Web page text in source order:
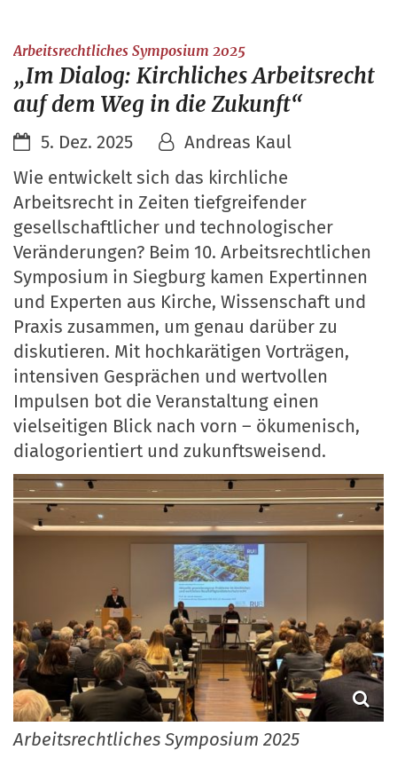
Arbeitsrechtliches Symposium 2025:
„Im Dialog: Kirchliches Arbeitsrecht
auf dem Weg in die Zukunft“
5. Dez. 2025
Andreas Kaul
Wie entwickelt sich das kirchliche
Arbeitsrecht in Zeiten tiefgreifender
gesellschaftlicher und technologischer
Veränderungen? Beim 10. Arbeitsrechtlichen
Symposium in Siegburg kamen Expertinnen
und Experten aus Kirche, Wissenschaft und
Praxis zusammen, um genau darüber zu
diskutieren. Mit hochkarätigen Vorträgen,
intensiven Gesprächen und wertvollen
Impulsen bot die Veranstaltung einen
vielseitigen Blick nach vorn – ökumenisch,
dialogorientiert und zukunftsweisend.
Arbeitsrechtliches Symposium 2025